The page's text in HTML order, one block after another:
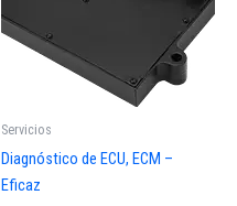
Servicios
Diagnóstico de ECU, ECM –
Eficaz